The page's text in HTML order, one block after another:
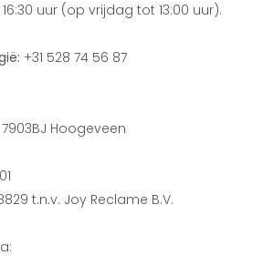
uur (op vrijdag tot 13:00 uur).
+31 528 74 56 87
Hoogeveen
t.n.v. Joy Reclame B.V.